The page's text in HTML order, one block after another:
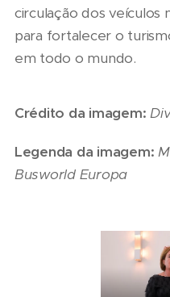
circulação dos veículos
para fortalecer o
em todo o mundo.
Crédito da imagem:
Legenda da imagem:
Busworld Europa